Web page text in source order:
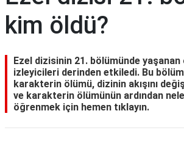
kim öldü?
Ezel dizisinin 21. bölümünde yaşanan
izleyicileri derinden etkiledi. Bu
karakterin ölümü, dizinin akışını
ve karakterin ölümünün ardından
öğrenmek için hemen tıklayın.